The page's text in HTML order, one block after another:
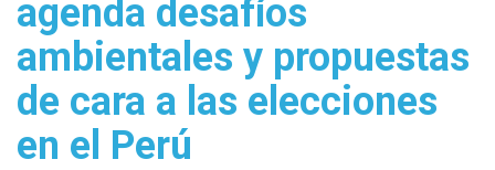
agenda desafíos
ambientales y propuestas
de cara a las elecciones
en el Perú